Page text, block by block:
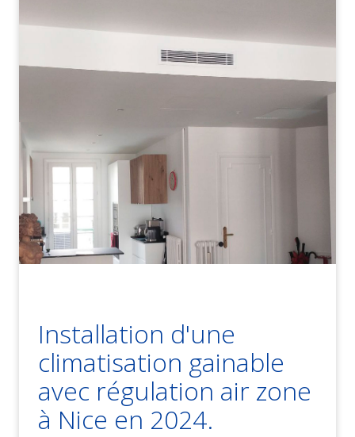
Installation d'une
climatisation gainable
avec régulation air zone
à Nice en 2024.